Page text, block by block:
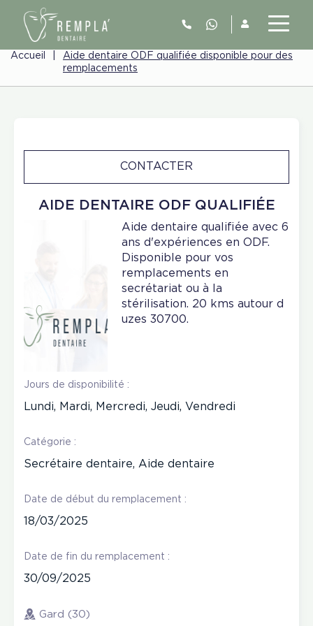
Accueil
Aide dentaire ODF qualifiée disponible pour des
remplacements
AIDE DENTAIRE ODF QUALIFIÉE
CONTACTER
Aide dentaire qualifiée avec 6
ans d'expériences en ODF.
Disponible pour vos
remplacements en
secrétariat ou à la
stérilisation. 20 kms autour d
uzes 30700.
Jours de disponibilité :
Lundi, Mardi, Mercredi, Jeudi, Vendredi
Catégorie :
Secrétaire dentaire, Aide dentaire
Date de début du remplacement :
18/03/2025
Date de fin du remplacement :
30/09/2025
Gard (30)